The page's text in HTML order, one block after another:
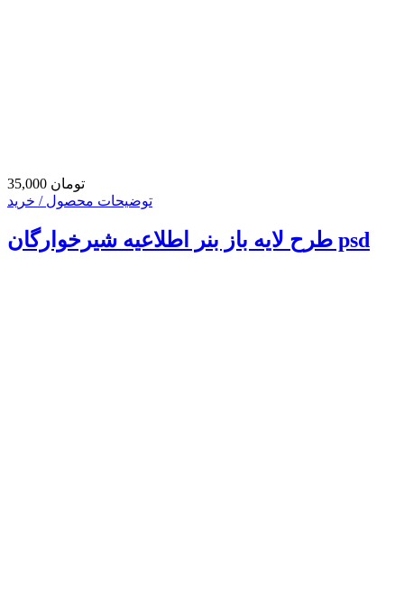
35,000 تومان
توضیحات محصول / خرید
طرح لایه باز بنر اطلاعیه شیرخوارگان psd